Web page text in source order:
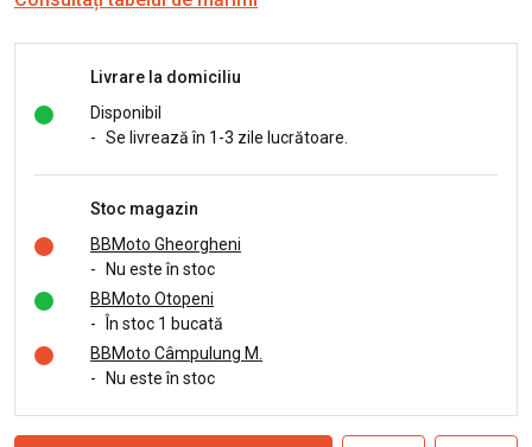
Livrare la domiciliu
Disponibil
- Se livrează în 1-3 zile lucrătoare.
Stoc magazin
BBMoto Gheorgheni
-
Nu este în stoc
BBMoto Otopeni
-
În stoc 1 bucată
BBMoto Câmpulung M.
-
Nu este în stoc